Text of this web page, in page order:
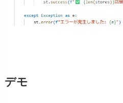
デモ